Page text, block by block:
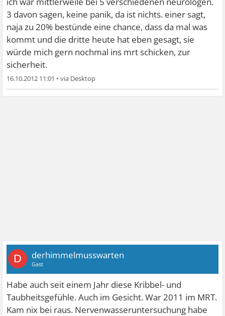
3 davon sagen, keine panik, da ist nichts. einer sagt,
naja zu 20% bestünde eine chance, dass da mal was
kommt und die dritte heute hat eben gesagt, sie
würde mich gern nochmal ins mrt schicken, zur
sicherheit.
16.10.2012 11:01 •
D derhimmelmusswarten
Gast
Habe auch seit einem Jahr diese Kribbel- und
Taubheitsgefühle. Auch im Gesicht. War 2011 im MRT.
Kam nix bei raus. Nervenwasseruntersuchung habe